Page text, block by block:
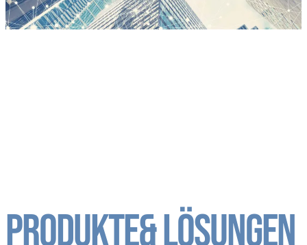
Produkte& Lösungen